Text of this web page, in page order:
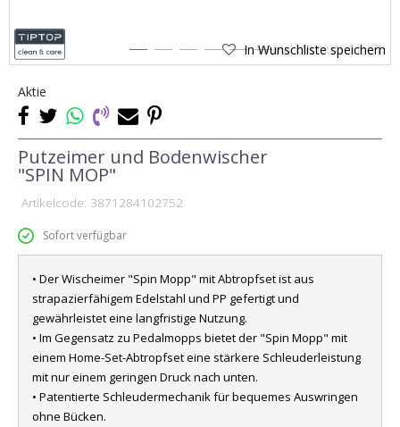
1 2 3 4 5 6
In Wunschliste speichern
Aktie
Putzeimer und Bodenwischer
"SPIN MOP"
Artikelcode: 3871284102752
Sofort verfügbar
• Der Wischeimer "Spin Mopp" mit Abtropfset ist aus
strapazierfähigem Edelstahl und PP gefertigt und
gewährleistet eine langfristige Nutzung.
• Im Gegensatz zu Pedalmopps bietet der "Spin Mopp" mit
einem Home-Set-Abtropfset eine stärkere Schleuderleistung
mit nur einem geringen Druck nach unten.
• Patentierte Schleudermechanik für bequemes Auswringen
ohne Bücken.